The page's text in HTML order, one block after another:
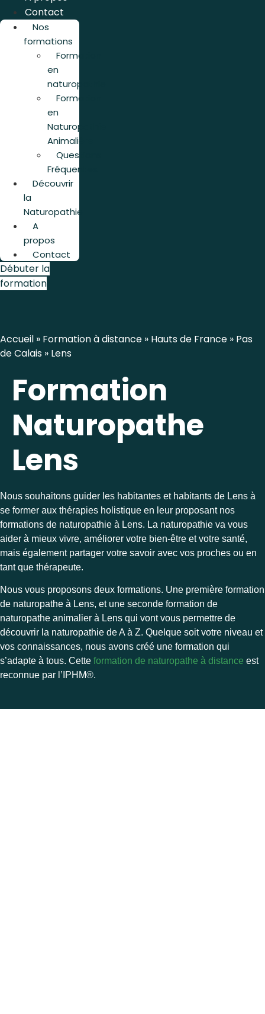
Contact
Nos
formations
Formation
en
naturopathie
Formation
en
Naturopathie
Animalière
Questions
Fréquentes
Découvrir
la
Naturopathie
A
propos
Contact
Débuter la
formation
Accueil » Formation à distance » Hauts de France » Pas
de Calais » Lens
Formation
Naturopathe
Lens
Nous souhaitons guider les habitantes et habitants de Lens à
se former aux thérapies holistique en leur proposant nos
formations de naturopathie à Lens. La naturopathie va vous
aider à mieux vivre, améliorer votre bien-être et votre santé,
mais également partager votre savoir avec vos proches ou en
tant que thérapeute.
Nous vous proposons deux formations. Une première formation
de naturopathe à Lens, et une seconde formation de
naturopathe animalier à Lens qui vont vous permettre de
découvrir la naturopathie de A à Z. Quelque soit votre niveau et
vos connaissances, nous avons créé une formation qui
s’adapte à tous. Cette formation de naturopathe à distance est
reconnue par l’ IPHM®.